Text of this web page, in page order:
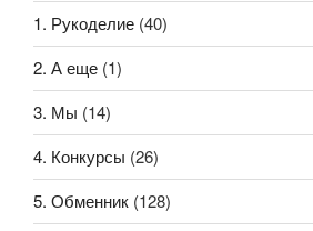
1. Рукоделие (40)
2. А еще (1)
3. Мы (14)
4. Конкурсы (26)
5. Обменник (128)